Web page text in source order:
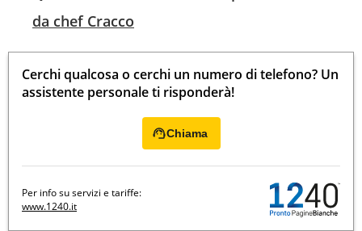
da chef Cracco
Cerchi qualcosa o cerchi un numero di telefono? Un
assistente personale ti risponderà!
Chiama
Per info su servizi e tariffe:
www.1240.it